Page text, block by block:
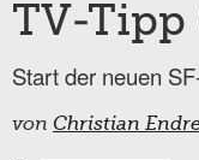
TV-Tipp
Start der neuen
von Christian